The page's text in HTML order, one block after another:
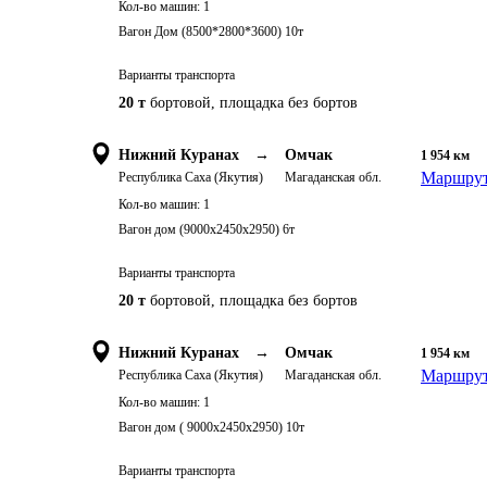
Кол-во машин: 1
Вагон Дом (8500*2800*3600) 10т
Варианты транспорта
20 т бортовой, площадка без бортов
Нижний Куранах →
Республика Саха (Якутия)
Омчак
Магаданская обл.
1 954 км
Кол-во машин: 1
Вагон дом (9000х2450х2950) 6т
Варианты транспорта
20 т бортовой, площадка без бортов
Нижний Куранах →
Республика Саха (Якутия)
Омчак
Магаданская обл.
1 954 км
Кол-во машин: 1
Вагон дом ( 9000х2450х2950) 10т
Варианты транспорта